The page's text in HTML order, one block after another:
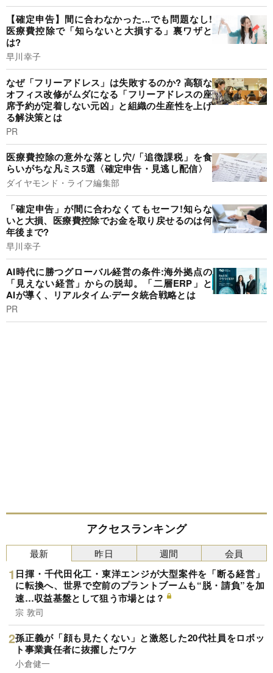
【確定申告】間に合わなかった...でも問題なし!
医療費控除で「知らないと大損する」裏ワザと
は?
早川幸子
なぜ「フリーアドレス」は失敗するのか? 高額な
オフィス改修がムダになる「フリーアドレスの座
席予約が定着しない元凶」と組織の生産性を上げ
る解決策とは
PR
医療費控除の意外な落とし穴/「追徴課税」を食
らいがちな凡ミス5選〈確定申告・見逃し配信〉
ダイヤモンド・ライフ編集部
「確定申告」が間に合わなくてもセーフ!知らな
いと大損、医療費控除でお金を取り戻せるのは何
年後まで?
早川幸子
AI時代に勝つグローバル経営の条件:海外拠点の
「見えない経営」からの脱却。「二層ERP」と
AIが導く、リアルタイム·データ統合戦略とは
PR
アクセスランキング
最新
日揮・千代田化工・東洋エンジが大型案件を「断る経営」
に転換へ、世界で空前のプラントブームも“脱・請負”を加
速…収益基盤として狙う市場とは？
宗 敦司
孫正義が「顔も見たくない」と激怒した20代社員をロボッ
ト事業責任者に抜擢したワケ
小倉健一
昨日 週間 会員